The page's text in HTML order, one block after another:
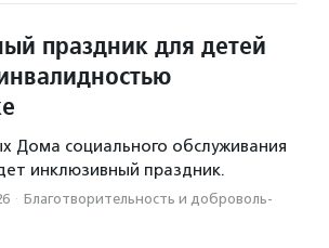
праздник для детей
Дома социального обслуживания
инклюзивный праздник.
· Благотвори­тель­ность и доброволь­